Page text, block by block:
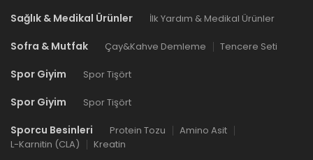
Sağlık & Medikal Ürünler İlk Yardım & Medikal Ürünler
Sofra & Mutfak Çay&Kahve Demleme Tencere Seti
Spor Giyim Spor Tişört
Spor Giyim Spor Tişört
Sporcu Besinleri Protein Tozu
Amino Asit
L-Karnitin (CLA)
Kreatin